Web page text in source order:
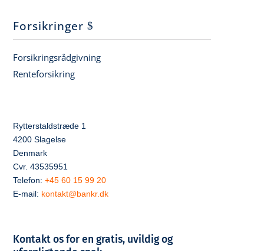
Forsikringer
Forsikringsrådgivning
Renteforsikring
Rytterstaldstræde 1
4200 Slagelse
Denmark
Cvr. 43535951
Telefon:+45 60 15 99 20
E-mail: kontakt@bankr.dk
Kontakt os for en gratis, uvildig og